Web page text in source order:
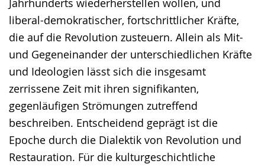
liberal-demokratischer, fortschrittlicher Kräfte,
die auf die Revolution zusteuern. Allein als Mit-
und Gegeneinander der unterschiedlichen Kräfte
und Ideologien lässt sich die insgesamt
zerrissene Zeit mit ihren signifikanten,
gegenläufigen Strömungen zutreffend
beschreiben. Entscheidend geprägt ist die
Epoche durch die Dialektik von Revolution und
Restauration. Für die kulturgeschichtliche